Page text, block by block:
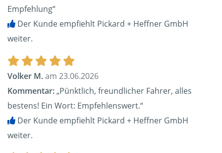
Empfehlung“
Der Kunde empfiehlt Pickard + Heffner GmbH
weiter.
Volker M.am 23.06.2026
Kommentar:„Pünktlich, freundlicher Fahrer, alles
bestens! Ein Wort: Empfehlenswert.“
Der Kunde empfiehlt Pickard + Heffner GmbH
weiter.